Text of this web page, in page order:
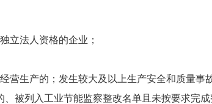
立法人资格的企业；
营生产的；发生较大及以上生产安全和质量
被列入工业节能监察整改名单且未按要求完成